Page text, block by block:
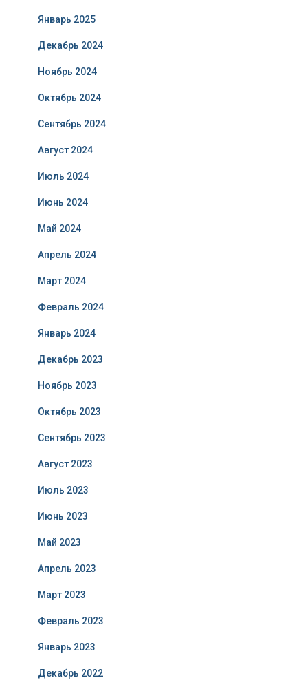
Январь 2025
Декабрь 2024
Ноябрь 2024
Октябрь 2024
Сентябрь 2024
Август 2024
Июль 2024
Июнь 2024
Май 2024
Апрель 2024
Март 2024
Февраль 2024
Январь 2024
Декабрь 2023
Ноябрь 2023
Октябрь 2023
Сентябрь 2023
Август 2023
Июль 2023
Июнь 2023
Май 2023
Апрель 2023
Март 2023
Февраль 2023
Январь 2023
Декабрь 2022